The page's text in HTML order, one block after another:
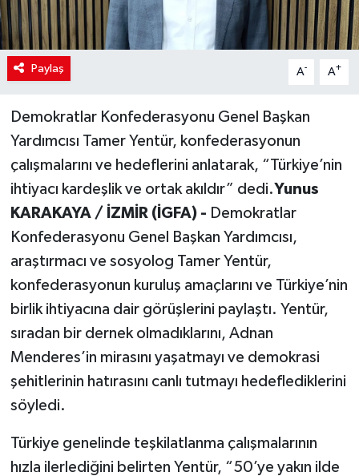
Paylaş A- A+
Demokratlar Konfederasyonu Genel Başkan
Yardımcısı Tamer Yentür, konfederasyonun
çalışmalarını ve hedeflerini anlatarak, “Türkiye’nin
ihtiyacı kardeşlik ve ortak akıldır” dedi.Yunus
KARAKAYA / İZMİR (İGFA) - Demokratlar
Konfederasyonu Genel Başkan Yardımcısı,
araştırmacı ve sosyolog Tamer Yentür,
konfederasyonun kuruluş amaçlarını ve Türkiye’nin
birlik ihtiyacına dair görüşlerini paylaştı. Yentür,
sıradan bir dernek olmadıklarını, Adnan
Menderes’in mirasını yaşatmayı ve demokrasi
şehitlerinin hatırasını canlı tutmayı hedeflediklerini
söyledi.
Türkiye genelinde teşkilatlanma çalışmalarının
hızla ilerlediğini belirten Yentür, “50’ye yakın ilde